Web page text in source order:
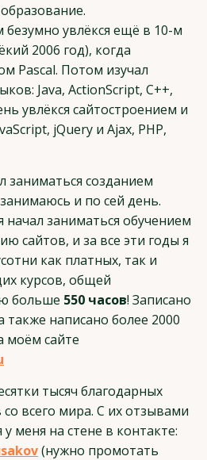
увлёкся ещё в 10-м
2006 год), когда
Pascal. Потом изучал
Java, ActionScript, C++,
увлёкся сайтостроением и
jQuery и Ajax, PHP,
заниматься созданием
и по сей день.
начал заниматься обучением
сайтов, и за все эти годы я
как платных, так и
курсов, общей
больше 550 часов! Записано
также написано более 2000
моём сайте
тысяч благодарных
всего мира. С их отзывами
меня на стене в контакте:
(нужно промотать